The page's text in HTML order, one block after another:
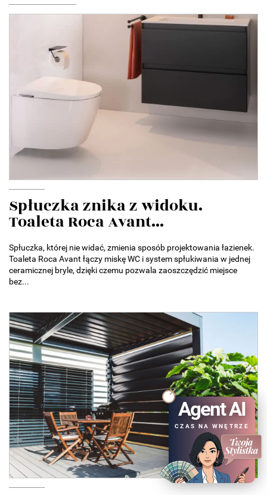
Spłuczka znika z widoku.
Toaleta Roca Avant...
Spłuczka, której nie widać, zmienia sposób projektowania łazienek.
Toaleta Roca Avant łączy miskę WC i system spłukiwania w jednej
ceramicznej bryle, dzięki czemu pozwala zaoszczędzić miejsce
bez...
Agent AI
CZAS NA WNĘTRZE